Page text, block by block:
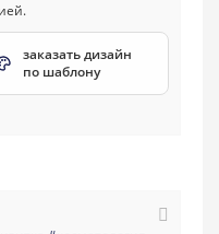
заказать дизайн
по шаблону